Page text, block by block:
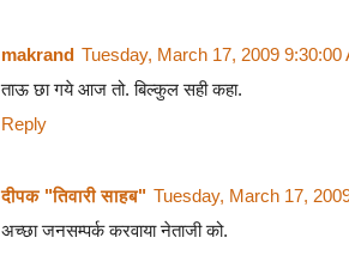
makrand Tuesday, March 17, 2009 9:30:00
ताऊ छा गये आज तो. बिल्कुल सही कहा.
Reply
दीपक "तिवारी साहब" Tuesday, March 17,
अच्छा जनसम्पर्क करवाया नेताजी को.